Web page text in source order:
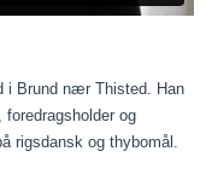
i Brund nær Thisted. Han
og
rigsdansk og thybomål.